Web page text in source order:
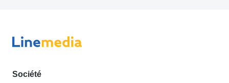
Société